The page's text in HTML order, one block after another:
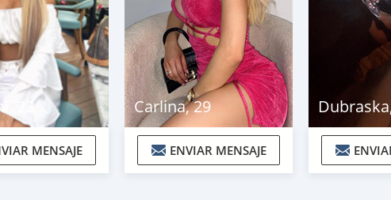
23
MENSAJE
Carlina,29
ENVIAR MENSAJE
Dubraska